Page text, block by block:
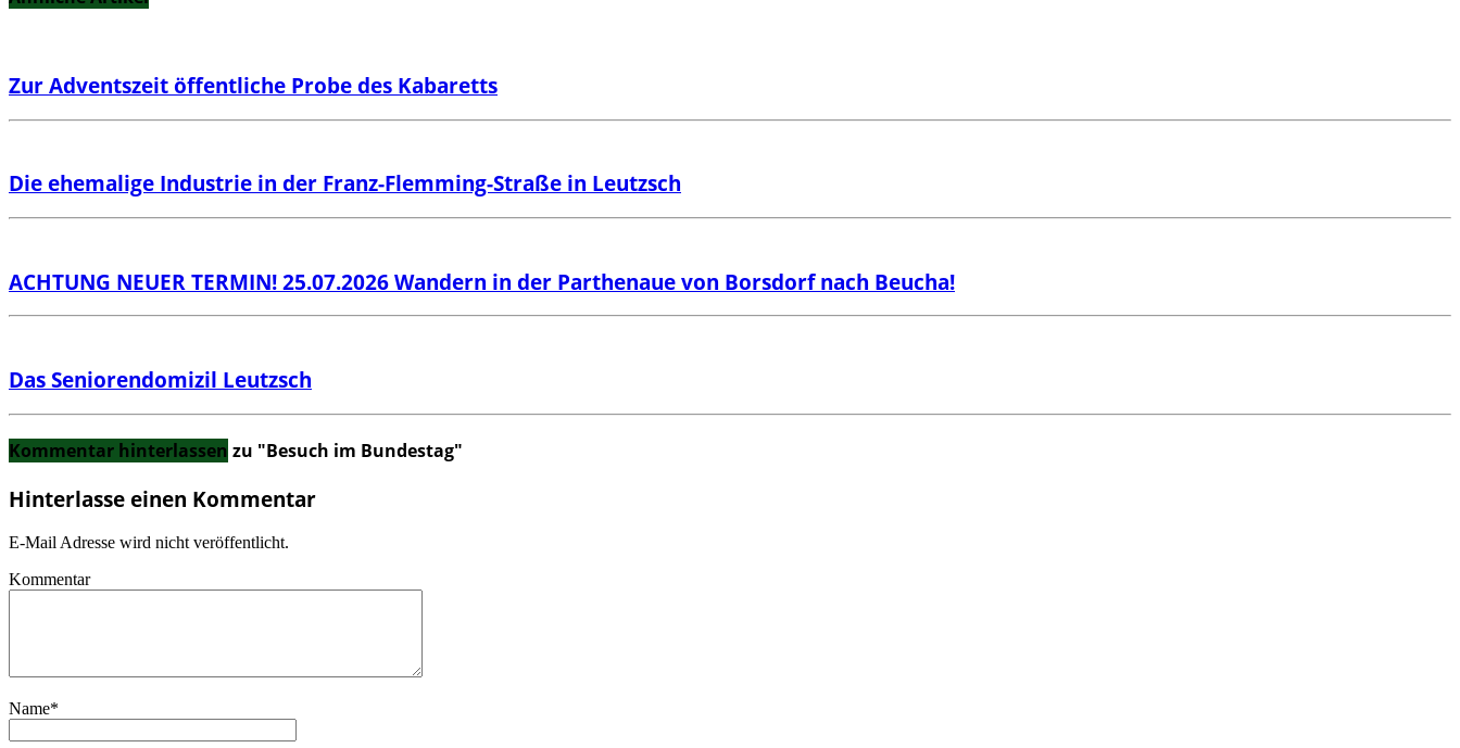
Zur Adventszeit öffentliche Probe des Kabaretts
Die ehemalige Industrie in der Franz-Flemming-Straße in Leutzsch
ACHTUNG NEUER TERMIN! 25.07.2026 Wandern in der Parthenaue von Borsdorf nach Beucha!
Das Seniorendomizil Leutzsch
Kommentar hinterlassen zu "Besuch im Bundestag"
Hinterlasse einen Kommentar
E-Mail Adresse wird nicht veröffentlicht.
Kommentar
Name*